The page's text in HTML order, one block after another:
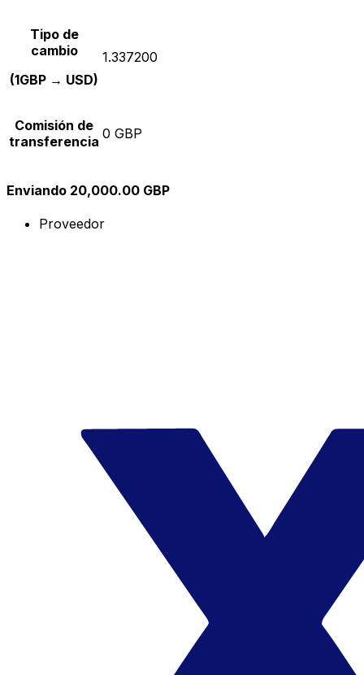
Tipo de
cambio
(1GBP → USD)
1.337200
Comisión de
transferencia 0 GBP
Enviando 20,000.00 GBP
Proveedor